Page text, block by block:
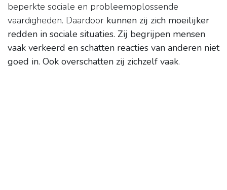
beperkte sociale en probleemoplossende
vaardigheden. Daardoor kunnen zij zich moeilijker
redden in sociale situaties. Zij begrijpen mensen
vaak verkeerd en schatten reacties van anderen niet
goed in. Ook overschatten zij zichzelf vaak.